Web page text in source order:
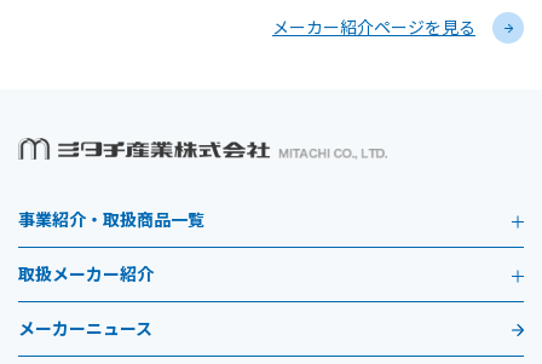
メーカー紹介ページを見る
事業紹介・取扱商品一覧
取扱メーカー紹介
メーカーニュース